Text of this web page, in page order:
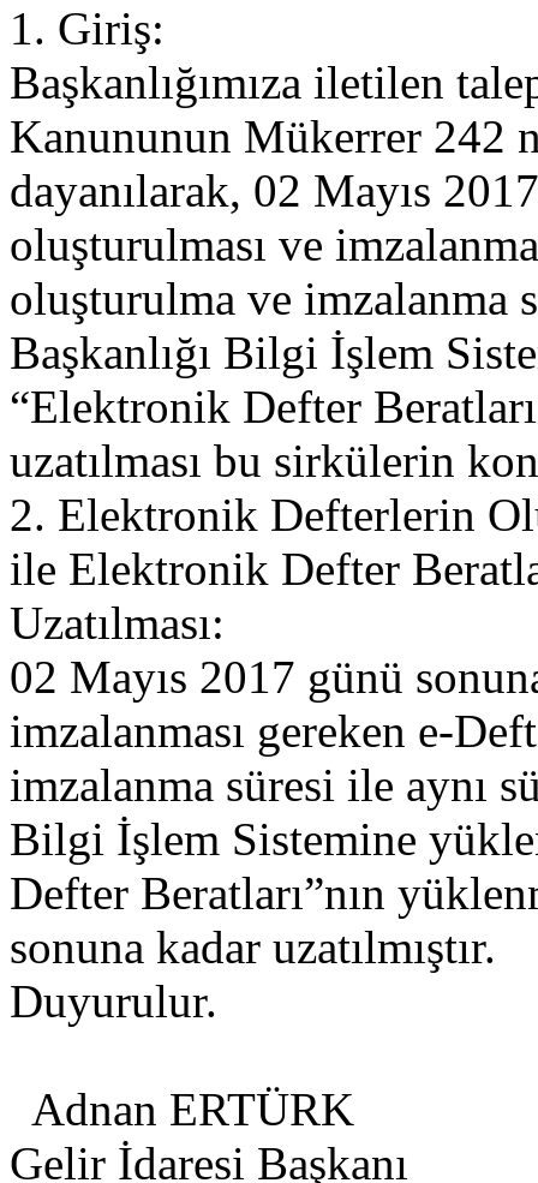
1. Giriş:
Başkanlığımıza iletilen
Kanununun Mükerrer 242
dayanılarak, 02 Mayıs
oluşturulması ve
oluşturulma ve imzalanma
Başkanlığı Bilgi İşlem
“Elektronik Defter
uzatılması bu sirkülerin
2. Elektronik Defterlerin
ile Elektronik Defter
Uzatılması:
02 Mayıs 2017 günü
imzalanması gereken e-
imzalanma süresi ile aynı
Bilgi İşlem Sistemine
Defter Beratları”nın
sonuna kadar uzatılmıştır.
Duyurulur.
Adnan ERTÜRK
Gelir İdaresi Başkanı